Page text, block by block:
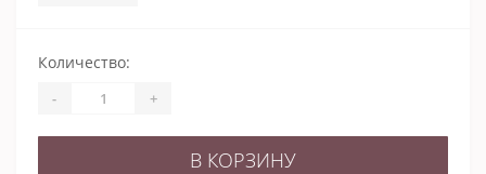
Количество:
- +
В КОРЗИНУ